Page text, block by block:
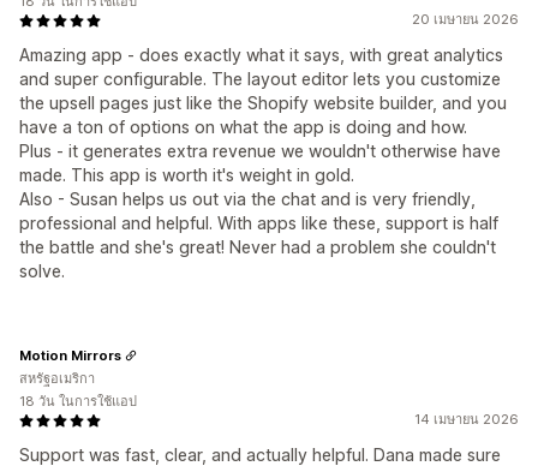
20 เมษายน 2026
Amazing app - does exactly what it says, with great analytics
and super configurable. The layout editor lets you customize
the upsell pages just like the Shopify website builder, and you
have a ton of options on what the app is doing and how.
Plus - it generates extra revenue we wouldn't otherwise have
made. This app is worth it's weight in gold.
Also - Susan helps us out via the chat and is very friendly,
professional and helpful. With apps like these, support is half
the battle and she's great! Never had a problem she couldn't
solve.
14 เมษายน 2026
Support was fast, clear, and actually helpful. Dana made sure
Motion Mirrors
สหรัฐอเมริกา
18 วัน ในการใช้แอป